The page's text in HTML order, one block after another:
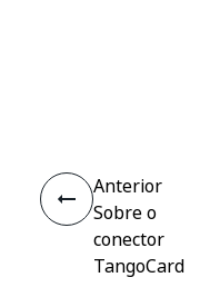
Anterior
Sobre o
conector
TangoCard